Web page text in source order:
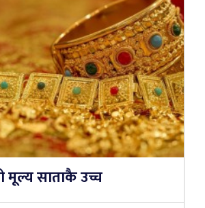
साताकै उच्च